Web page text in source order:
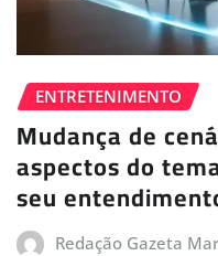
ENTRETENIMENTO
Mudança de
aspectos do
seu
Redação Gazeta